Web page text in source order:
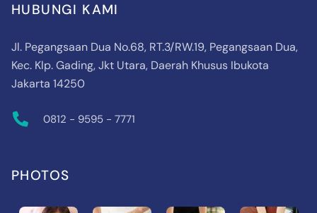
HUBUNGI KAMI
Jl. Pegangsaan Dua No.68, RT.3/RW.19, Pegangsaan Dua,
Kec. Klp. Gading, Jkt Utara, Daerah Khusus Ibukota
Jakarta 14250
0812 - 9595 - 7771
PHOTOS